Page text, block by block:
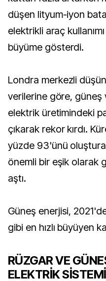
düşen lityum-iyon
elektrikli araç
büyüme gösterdi.
Londra merkezli
verilerine göre, güneş
elektrik üretimindeki
çıkarak rekor kırdı.
yüzde 93'ünü
önemli bir eşik olarak
aştı.
Güneş enerjisi,
gibi en hızlı büyüyen
RÜZGAR VE
ELEKTRİK